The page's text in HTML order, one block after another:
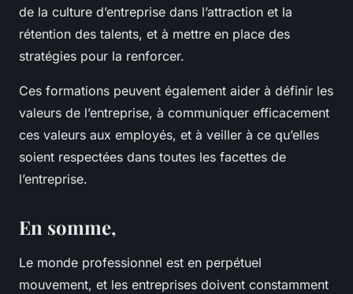
de la culture d’entreprise dans l’attraction et la
rétention des talents, et à mettre en place des
stratégies pour la renforcer.
Ces formations peuvent également aider à définir les
valeurs de l’entreprise, à communiquer efficacement
ces valeurs aux employés, et à veiller à ce qu’elles
soient respectées dans toutes les facettes de
l’entreprise.
En somme,
Le monde professionnel est en perpétuel
mouvement, et les entreprises doivent constamment